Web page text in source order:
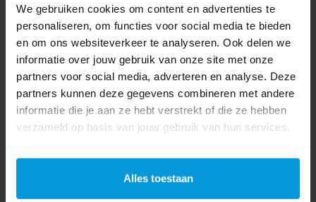
We gebruiken cookies om content en advertenties te
personaliseren, om functies voor social media te bieden
en om ons websiteverkeer te analyseren. Ook delen we
informatie over jouw gebruik van onze site met onze
partners voor social media, adverteren en analyse. Deze
partners kunnen deze gegevens combineren met andere
informatie die je aan ze hebt verstrekt of die ze hebben
verzameld op basis van jouw gebruik van hun services.
Alles toestaan
Nog vragen?
Onze product specialisten staan voor je klaar!
Telefoon
024 372 72 92
E-mail
info@avodesch.nl
Bijsterhuizen 50-12